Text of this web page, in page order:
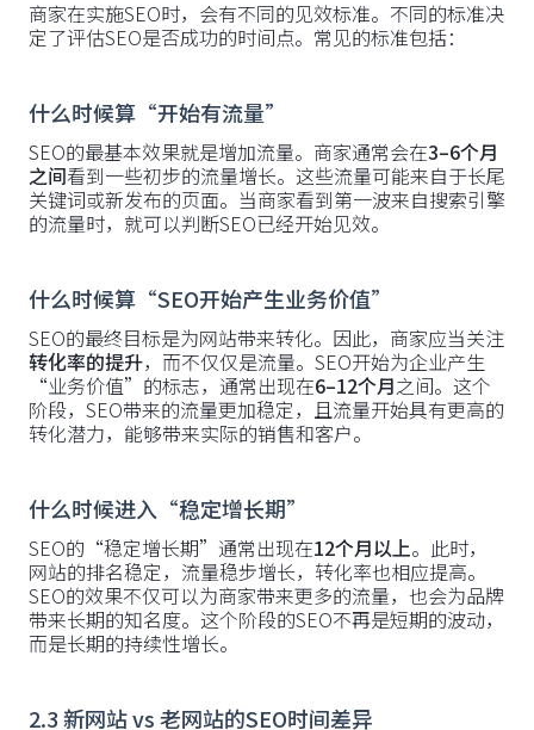
商家在实施SEO时，会有不同的见效标准。不同的标准决
定了评估SEO是否成功的时间点。常见的标准包括：
什么时候算“开始有流量”
SEO的最基本效果就是增加流量。商家通常会在3–6个月
之间看到一些初步的流量增长。这些流量可能来自于长尾
关键词或新发布的页面。当商家看到第一波来自搜索引擎
的流量时，就可以判断SEO已经开始见效。
什么时候算“SEO开始产生业务价值”
SEO的最终目标是为网站带来转化。因此，商家应当关注
转化率的提升，而不仅仅是流量。SEO开始为企业产生
“业务价值”的标志，通常出现在6–12个月之间。这个
阶段，SEO带来的流量更加稳定，且流量开始具有更高的
转化潜力，能够带来实际的销售和客户。
什么时候进入“稳定增长期”
SEO的“稳定增长期”通常出现在12个月以上。此时，
网站的排名稳定，流量稳步增长，转化率也相应提高。
SEO的效果不仅可以为商家带来更多的流量，也会为品牌
带来长期的知名度。这个阶段的SEO不再是短期的波动，
而是长期的持续性增长。
2.3 新网站 vs 老网站的SEO时间差异